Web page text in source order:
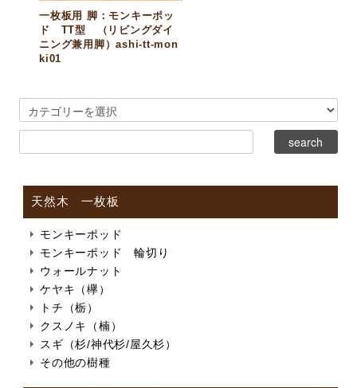
一枚板用 脚：モンキーポッ
ド TT型 （リビングダイ
ニング兼用脚）ashi-tt-mon
ki01
天然木 一枚板
モンキーポッド
モンキーポッド 輪切り
ウォールナット
ケヤキ（欅）
トチ（栃）
クスノキ（楠）
スギ（杉/神代杉/屋久杉）
その他の樹種